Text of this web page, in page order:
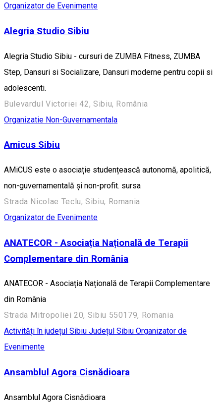
Organizator de Evenimente
Alegria Studio Sibiu
Alegria Studio Sibiu - cursuri de ZUMBA Fitness, ZUMBA
Step, Dansuri si Socializare, Dansuri moderne pentru copii si
adolescenti.
Bulevardul Victoriei 42, Sibiu, România
Organizatie Non-Guvernamentala
Amicus Sibiu
AMiCUS este o asociație studențească autonomă, apolitică,
non-guvernamentală și non-profit. sursa
Strada Nicolae Teclu, Sibiu, Romania
Organizator de Evenimente
ANATECOR - Asociația Națională de Terapii
Complementare din România
ANATECOR - Asociația Națională de Terapii Complementare
din România
Strada Mitropoliei 20, Sibiu 550179, Romania
Activități în județul Sibiu Județul Sibiu Organizator de
Evenimente
Ansamblul Agora Cisnădioara
Ansamblul Agora Cisnădioara